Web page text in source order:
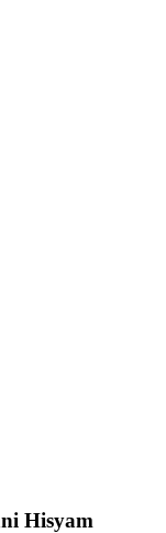
Hisyam